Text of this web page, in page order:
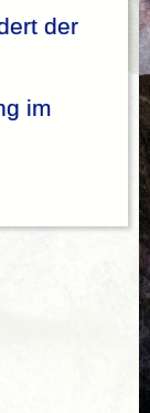
der
im